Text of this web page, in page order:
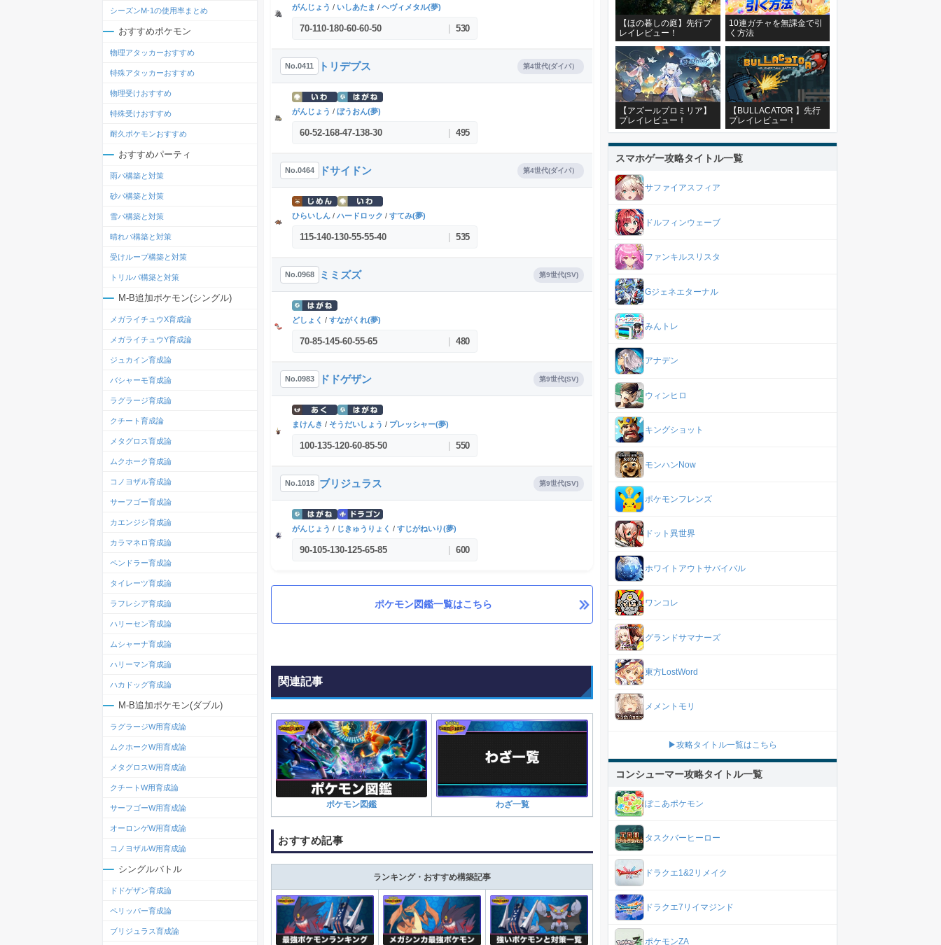
がんじょう / いしあたま / ヘヴィメタル(夢)
70-110-180-60-60-50 530
No.0411 トリデプス 第4世代(ダイパ）
がんじょう / ぼうおん(夢)
60-52-168-47-138-30 495
No.0464 ドサイドン 第4世代(ダイパ）
ひらいしん / ハードロック / すてみ(夢)
115-140-130-55-55-40 535
No.0968 ミミズズ 第9世代(SV)
どしょく / すながくれ(夢)
70-85-145-60-55-65 480
No.0983 ドドゲザン 第9世代(SV)
まけんき / そうだいしょう / プレッシャー(夢)
100-135-120-60-85-50 550
No.1018 ブリジュラス 第9世代(SV)
がんじょう / じきゅうりょく / すじがねいり(夢)
90-105-130-125-65-85 600
ポケモン図鑑一覧はこちら
関連記事
ポケモン図鑑 わざ一覧
おすすめ記事
ランキング・おすすめ構築記事
シーズンM-1の使用率まとめ
おすすめポケモン
物理アタッカーおすすめ
特殊アタッカーおすすめ
物理受けおすすめ
特殊受けおすすめ
耐久ポケモンおすすめ
おすすめパーティ
雨パ構築と対策
砂パ構築と対策
雪パ構築と対策
晴れパ構築と対策
受けループ構築と対策
トリルパ構築と対策
M-B追加ポケモン(シングル)
メガライチュウX育成論
メガライチュウY育成論
ジュカイン育成論
バシャーモ育成論
ラグラージ育成論
クチート育成論
メタグロス育成論
ムクホーク育成論
コノヨザル育成論
サーフゴー育成論
カエンジシ育成論
カラマネロ育成論
ペンドラー育成論
タイレーツ育成論
ラフレシア育成論
ハリーセン育成論
ムシャーナ育成論
ハリーマン育成論
ハカドッグ育成論
M-B追加ポケモン(ダブル)
ラグラージW用育成論
ムクホークW用育成論
メタグロスW用育成論
クチートW用育成論
サーフゴーW用育成論
オーロンゲW用育成論
コノヨザルW用育成論
シングルバトル
ドドゲザン育成論
ペリッパー育成論
ブリジュラス育成論
【ほの暮しの庭】先行プ
レイレビュー！
10連ガチャを無課金で引
く方法
【アズールプロミリア】
プレイレビュー！
【BULLACATOR 】先行
プレイレビュー！
スマホゲー攻略タイトル一覧
サファイアスフィア
ドルフィンウェーブ
ファンキルスリスタ
Gジェネエターナル
みんトレ
アナデン
ウィンヒロ
キングショット
モンハンNow
ポケモンフレンズ
ドット異世界
ホワイトアウトサバイバル
ワンコレ
グランドサマナーズ
東方LostWord
メメントモリ
▶攻略タイトル一覧はこちら
コンシューマー攻略タイトル一覧
ぽこあポケモン
タスクバーヒーロー
ドラクエ1&2リメイク
ドラクエ7リイマジンド
ポケモンZA